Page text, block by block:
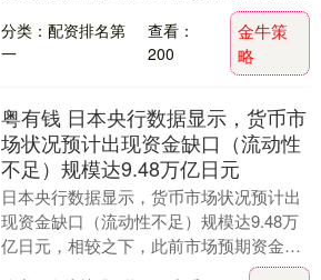
股方面，道指涨7.14%，纳斯达克....
分类：配资排名第
一
查看：
200
金牛策
略
粤有钱 日本央行数据显示，货币市
场状况预计出现资金缺口（流动性
不足）规模达9.48万亿日元
日本央行数据显示，货币市场状况预计出
现资金缺口（流动性不足）规模达9.48万
亿日元，相较之下，此前市场预期资金缺